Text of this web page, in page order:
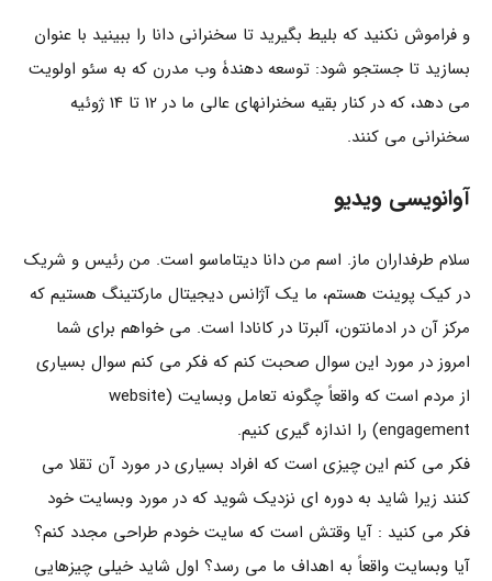
و فراموش نکنید که بلیط بگیرید تا سخنرانی دانا را ببینید با عنوان
بسازید تا جستجو شود: توسعه دهندۀ وب مدرن که به سئو اولویت
می دهد، که در کنار بقیه سخنرانهای عالی ما در 12 تا 14 ژوئیه
سخنرانی می کنند.
آوانویسی ویدیو
سلام طرفداران ماز. اسم من دانا دیتاماسو است. من رئیس و شریک
در کیک پوینت هستم، ما یک آژانس دیجیتال مارکتینگ هستیم که
مرکز آن در ادمانتون، آلبرتا در کانادا است. می خواهم برای شما
امروز در مورد این سوال صحبت کنم که فکر می کنم سوال بسیاری
از مردم است که واقعاً چگونه تعامل وبسایت (website
engagement) را اندازه گیری کنیم.
فکر می کنم این چیزی است که افراد بسیاری در مورد آن تقلا می
کنند زیرا شاید به دوره ای نزدیک شوید که در مورد وبسایت خود
فکر می کنید : آیا وقتش است که سایت خودم طراحی مجدد کنم؟
آیا وبسایت واقعاً به اهداف ما می رسد؟ اول شاید خیلی چیزهایی